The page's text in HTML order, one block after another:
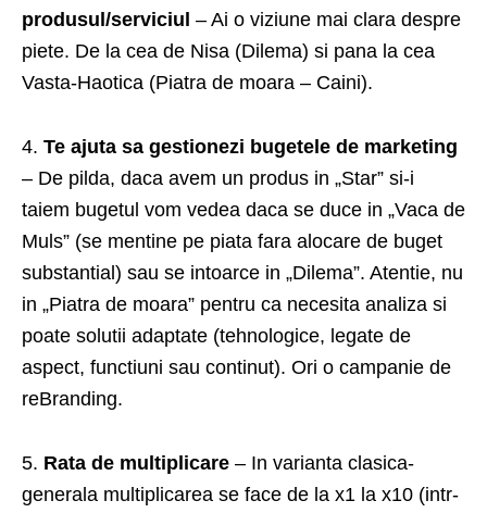
produsul/serviciul – Ai o viziune mai clara despre
piete. De la cea de Nisa (Dilema) si pana la cea
Vasta-Haotica (Piatra de moara – Caini).
4. Te ajuta sa gestionezi bugetele de marketing
– De pilda, daca avem un produs in „Star” si-i
taiem bugetul vom vedea daca se duce in „Vaca de
Muls” (se mentine pe piata fara alocare de buget
substantial) sau se intoarce in „Dilema”. Atentie, nu
in „Piatra de moara” pentru ca necesita analiza si
poate solutii adaptate (tehnologice, legate de
aspect, functiuni sau continut). Ori o campanie de
reBranding.
5. Rata de multiplicare – In varianta clasica-
generala multiplicarea se face de la x1 la x10 (intr-